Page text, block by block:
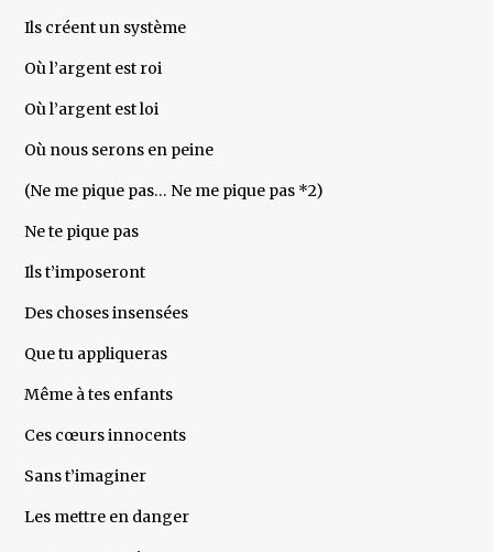
Ils créent un système
Où l’argent est roi
Où l’argent est loi
Où nous serons en peine
(Ne me pique pas… Ne me pique pas *2)
Ne te pique pas
Ils t’imposeront
Des choses insensées
Que tu appliqueras
Même à tes enfants
Ces cœurs innocents
Sans t’imaginer
Les mettre en danger